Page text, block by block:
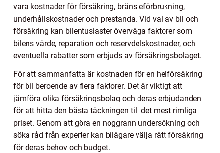
vara kostnader för försäkring, bränsleförbrukning,
underhållskostnader och prestanda. Vid val av bil och
försäkring kan bilentusiaster överväga faktorer som
bilens värde, reparation och reservdelskostnader, och
eventuella rabatter som erbjuds av försäkringsbolaget.
För att sammanfatta är kostnaden för en helförsäkring
för bil beroende av flera faktorer. Det är viktigt att
jämföra olika försäkringsbolag och deras erbjudanden
för att hitta den bästa täckningen till det mest rimliga
priset. Genom att göra en noggrann undersökning och
söka råd från experter kan bilägare välja rätt försäkring
för deras behov och budget.